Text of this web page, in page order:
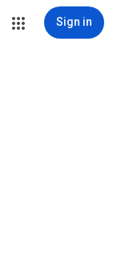
Sign in